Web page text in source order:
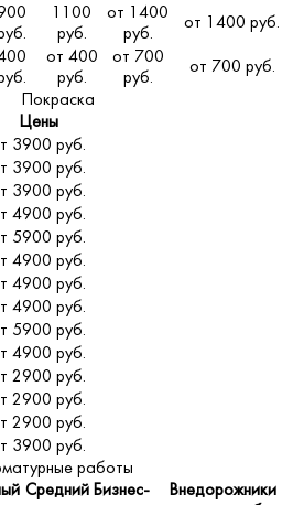
1100
руб.
от 1400
руб.
от 1400 руб.
от 400
руб.
от 700
руб.
от 700 руб.
Покраска
Цены
3900 руб.
3900 руб.
3900 руб.
4900 руб.
5900 руб.
4900 руб.
4900 руб.
4900 руб.
5900 руб.
4900 руб.
2900 руб.
2900 руб.
2900 руб.
3900 руб.
работы
Средний Бизнес-
Внедорожники